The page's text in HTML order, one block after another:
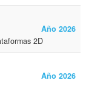
Año 2026
2D
Año 2026